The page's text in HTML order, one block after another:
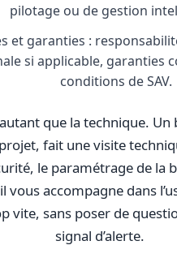
pilotage ou de gestion
et garanties :
si applicable, garanties
conditions de SAV.
que la technique.
fait une visite
le paramétrage de la
vous accompagne dans
vite, sans poser de
signal d’alerte.